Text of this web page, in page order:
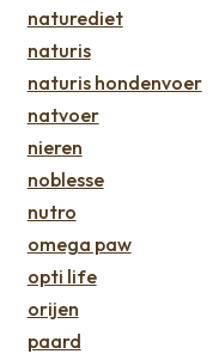
naturediet
naturis
naturis hondenvoer
natvoer
nieren
noblesse
nutro
omega paw
opti life
orijen
paard